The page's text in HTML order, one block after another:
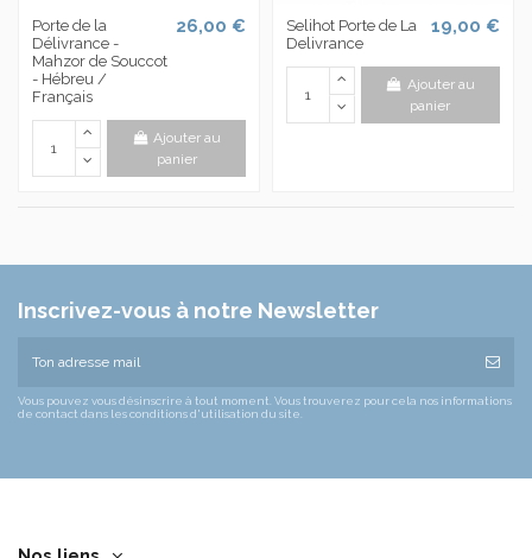
Porte de la
Délivrance -
Mahzor de Souccot
- Hébreu /
Français
26,00 €
Ajouter au
panier
Selihot Porte de La
Delivrance
19,00 €
Ajouter au
panier
Inscrivez-vous à notre Newsletter
Vous pouvez vous désinscrire à tout moment. Vous trouverez pour cela nos informations
de contact dans les conditions d'utilisation du site.